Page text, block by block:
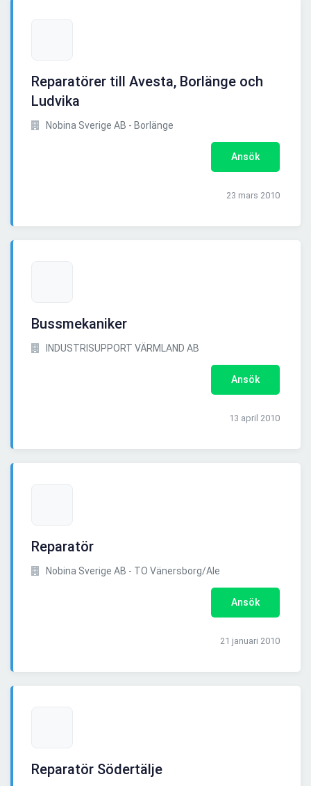
Reparatörer till Avesta, Borlänge och
Ludvika
Nobina Sverige AB - Borlänge
Ansök
23 mars 2010
Bussmekaniker
INDUSTRISUPPORT VÄRMLAND AB
Ansök
13 april 2010
Reparatör
Nobina Sverige AB - TO Vänersborg/Ale
Ansök
21 januari 2010
Reparatör Södertälje